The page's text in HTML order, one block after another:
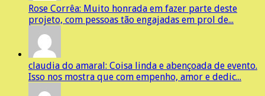
Rose Corrêa: Muito honrada em fazer parte deste
projeto, com pessoas tão engajadas em prol de...
claudia do amaral: Coisa linda e abençoada de evento.
Isso nos mostra que com empenho, amor e dedic...